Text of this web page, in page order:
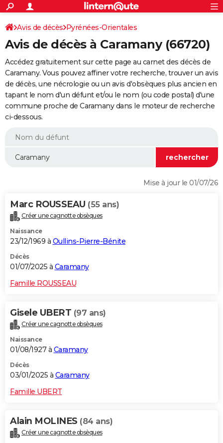
ACTUALITÉS
Politique
Société
Faits Divers
Education
Monde
Villes
+
SPORT
Coupe du monde 2026
Football
Tennis
Cyclisme
Rugby
Forum
Programme TV
TNT
Streaming
Cinéma
Sorties cinéma
Musique
+
FINANCE
Retraite
Epargne
Immobilier
Risques naturels par ville
Assurance
AUTO
Essais
Réserver un essai
Citadines
Berlines
SUV
Forum auto
+HIGH-TECH
BRICOLAGE
WEEK-END
Alimentation
Guide de la santé
Maladies
Médicaments
Sommeil
VOYAGE
Destinations
City break
Voyage nature
Voyage de noces
Forum
Climat
+PHOTO
GUIDES D'ACHAT
Carte de Noël
Carte Bonne année
Carte Saint-Valentin
Carte Pâques
Carte d'anniversaire
DICTIONNAIRE
Dictionnaire
Biographies
Citations
Expressions
Proverbes
PROGRAMME TV
S'inscrire
Se connecter
Lycées
Collèges
Primaires
Universités
Entreprises
Service militaire
Avis de recherche
AVIS DE DÉCÈS
FORUM
Bricolage
Lifestyle
Culture
Sport
Auto
Television
Voyage
Cinema
S'inscrire
Connexion
Avis de décès Pyrénées-Orientales
Avis de décès à Caramany (66720)
Accédez gratuitement sur cette page au carnet des décès de
Caramany. Vous pouvez affiner votre recherche, trouver un avis
de décès, une nécrologie ou un avis d'obsèques plus ancien en
tapant le nom d'un défunt et/ou le nom (ou code postal) d'une
commune proche de Caramany dans le moteur de recherche
ci-dessous.
Mise à jour le 01/07/26
Marc ROUSSEAU (55 ans)
Créer une cagnotte obsèques
Naissance
23/12/1969 à Oullins-Pierre-Bénite
Décès
01/07/2025 à Caramany
Famille ROUSSEAU
Gisele UBERT (97 ans)
Créer une cagnotte obsèques
Naissance
01/08/1927 à Caramany
Décès
03/01/2025 à Caramany
Famille UBERT
Alain MOLINES (84 ans)
Créer une cagnotte obsèques